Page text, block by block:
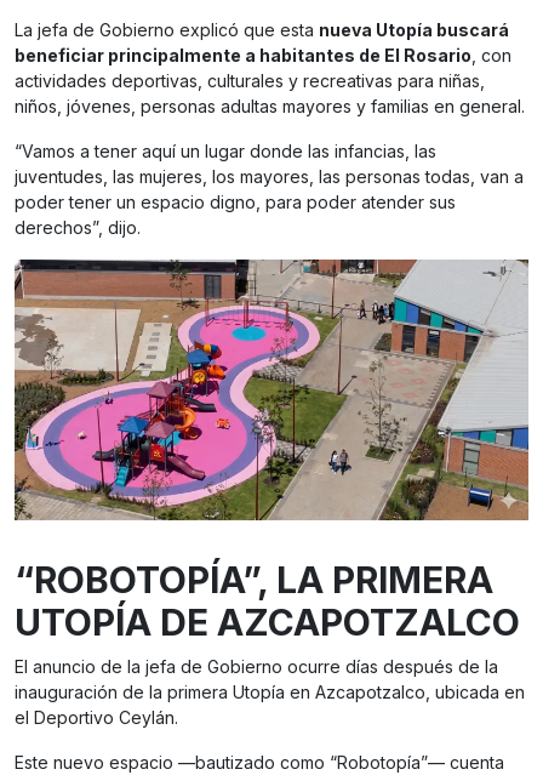
La jefa de Gobierno explicó que esta nueva Utopía buscará
beneficiar principalmente a habitantes de El Rosario, con
actividades deportivas, culturales y recreativas para niñas,
niños, jóvenes, personas adultas mayores y familias en general.
“Vamos a tener aquí un lugar donde las infancias, las
juventudes, las mujeres, los mayores, las personas todas, van a
poder tener un espacio digno, para poder atender sus
derechos”, dijo.
“ROBOTOPÍA”, LA PRIMERA
UTOPÍA DE AZCAPOTZALCO
El anuncio de la jefa de Gobierno ocurre días después de la
inauguración de la primera Utopía en Azcapotzalco, ubicada en
el Deportivo Ceylán.
Este nuevo espacio —bautizado como “Robotopía”— cuenta